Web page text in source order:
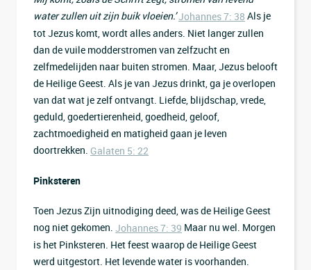
water zullen uit zijn buik vloeien.’Johannes 7: 38 Als je
tot Jezus komt, wordt alles anders. Niet langer zullen
dan de vuile modderstromen van zelfzucht en
zelfmedelijden naar buiten stromen. Maar, Jezus belooft
de Heilige Geest. Als je van Jezus drinkt, ga je overlopen
van dat wat je zelf ontvangt. Liefde, blijdschap, vrede,
geduld, goedertierenheid, goedheid, geloof,
zachtmoedigheid en matigheid gaan je leven
doortrekken. Galaten 5: 22
Pinksteren
Toen Jezus Zijn uitnodiging deed, was de Heilige Geest
nog niet gekomen. Johannes 7: 39 Maar nu wel. Morgen
is het Pinksteren. Het feest waarop de Heilige Geest
werd uitgestort. Het levende water is voorhanden.